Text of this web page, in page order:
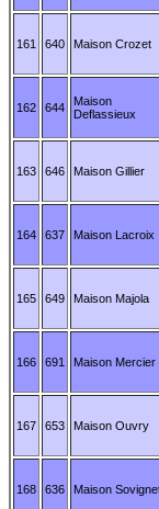
161 640 Maison Crozet
162 644
Maison
Deflassieux
163 646 Maison Gillier
164 637 Maison Lacroix
165 649 Maison Majola
166 691 Maison Mercier
167 653 Maison Ouvry
168 636 Maison